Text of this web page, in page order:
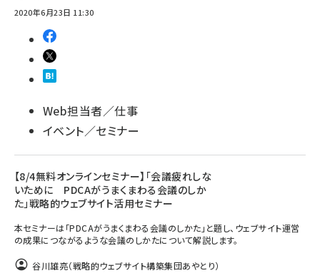
2020年6月23日 11:30
Web担当者／仕事
イベント／セミナー
【8/4無料オンラインセミナー】「会議疲れしな
いために PDCAがうまくまわる会議のしか
た」戦略的ウェブサイト活用セミナー
本セミナーは「PDCAがうまくまわる会議のしかた」と題し、ウェブサイト運営
の成果につながるような会議のしかたについて解説します。
谷川雄亮（戦略的ウェブサイト構築集団あやとり）